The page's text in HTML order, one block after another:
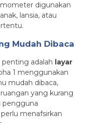
digunakan
lansia, atau
Mudah Dibaca
adalah layar
1 menggunakan
mudah dibaca,
yang kurang
pengguna
menafsirkan